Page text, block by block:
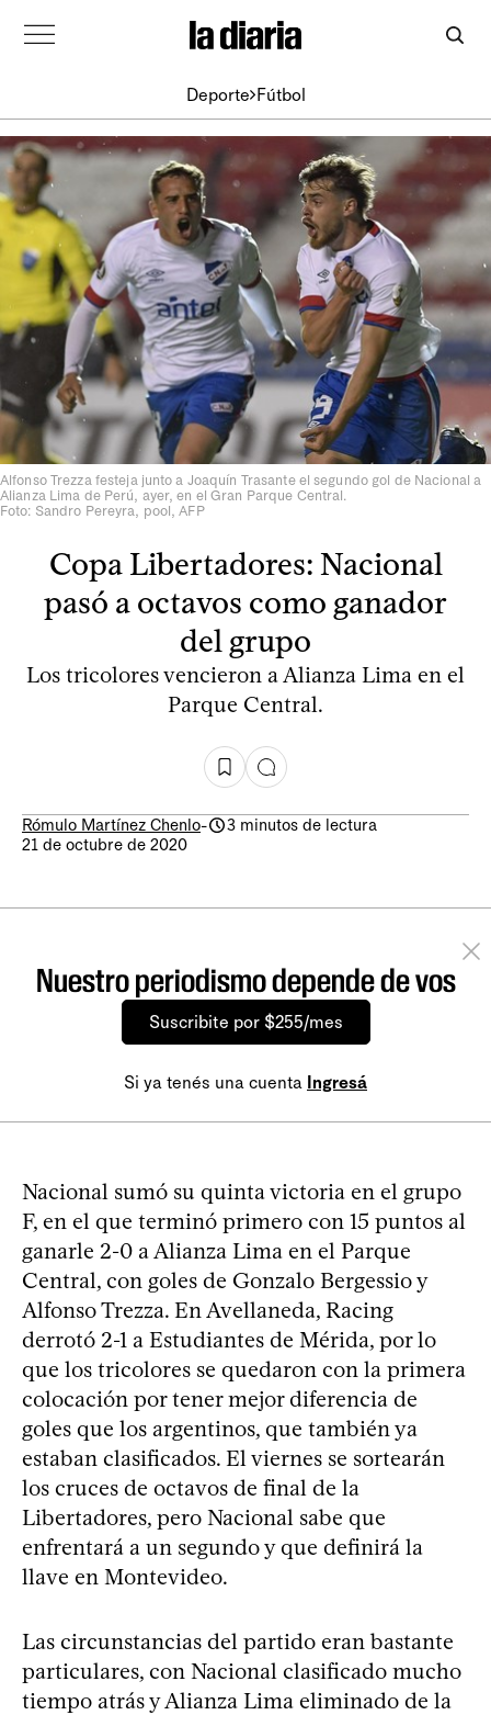
Deporte Fútbol
Alfonso Trezza festeja junto a Joaquín Trasante el segundo gol de Nacional a
Alianza Lima de Perú, ayer, en el Gran Parque Central.
Foto: Sandro Pereyra, pool, AFP
Copa Libertadores: Nacional
pasó a octavos como ganador
del grupo
Los tricolores vencieron a Alianza Lima en el
Parque Central.
Rómulo Martínez Chenlo-
3 minutos de lectura
21 de octubre de 2020
Nuestro periodismo depende de vos
Suscribite por $255/mes
Si ya tenés una cuenta Ingresá
Nacional sumó su quinta victoria en el grupo
F, en el que terminó primero con 15 puntos al
ganarle 2-0 a Alianza Lima en el Parque
Central, con goles de Gonzalo Bergessio y
Alfonso Trezza. En Avellaneda, Racing
derrotó 2-1 a Estudiantes de Mérida, por lo
que los tricolores se quedaron con la primera
colocación por tener mejor diferencia de
goles que los argentinos, que también ya
estaban clasificados. El viernes se sortearán
los cruces de octavos de final de la
Libertadores, pero Nacional sabe que
enfrentará a un segundo y que definirá la
llave en Montevideo.
Las circunstancias del partido eran bastante
particulares, con Nacional clasificado mucho
tiempo atrás y Alianza Lima eliminado de la